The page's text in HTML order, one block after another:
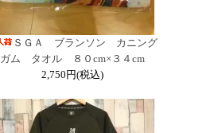
ＳＧＡ ブランソン カニング
ガム タオル ８０cm×３４cm
2,750円(税込)